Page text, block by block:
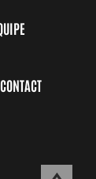
CONTACT